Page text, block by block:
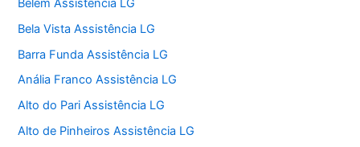
Belém Assistência LG
Bela Vista Assistência LG
Barra Funda Assistência LG
Anália Franco Assistência LG
Alto do Pari Assistência LG
Alto de Pinheiros Assistência LG